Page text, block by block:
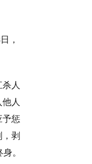
，
人
人
予惩
剥
。